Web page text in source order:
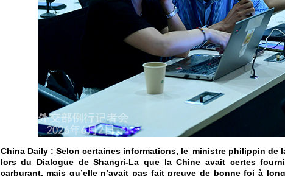
China Daily : Selon certaines informations, le ministre philippin de
lors du Dialogue de Shangri-La que la Chine avait certes
carburant, mais qu’elle n’avait pas fait preuve de bonne foi à